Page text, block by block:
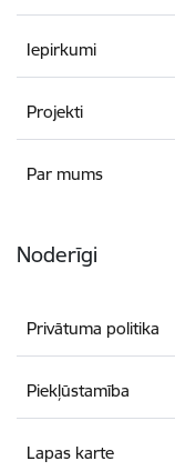
Iepirkumi
Projekti
Par mums
Noderīgi
Privātuma politika
Piekļūstamība
Lapas karte